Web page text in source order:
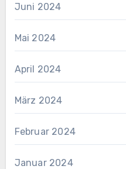
Juni 2024
Mai 2024
April 2024
März 2024
Februar 2024
Januar 2024